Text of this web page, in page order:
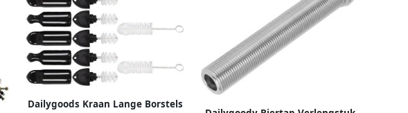
Dailygoods Kraan Lange Borstels